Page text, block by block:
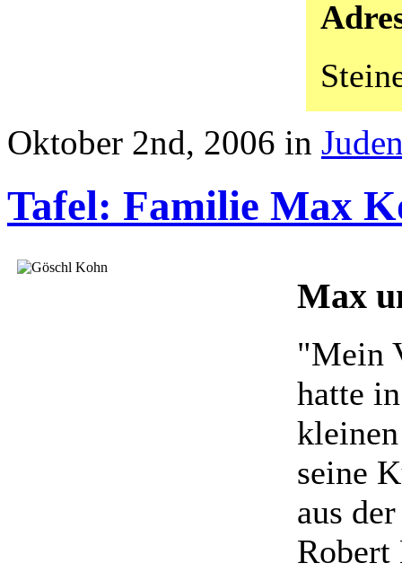
Oktober 2nd, 2006 in
Tafel: Familie Max
Max
"Mein
hatte
seine
aus